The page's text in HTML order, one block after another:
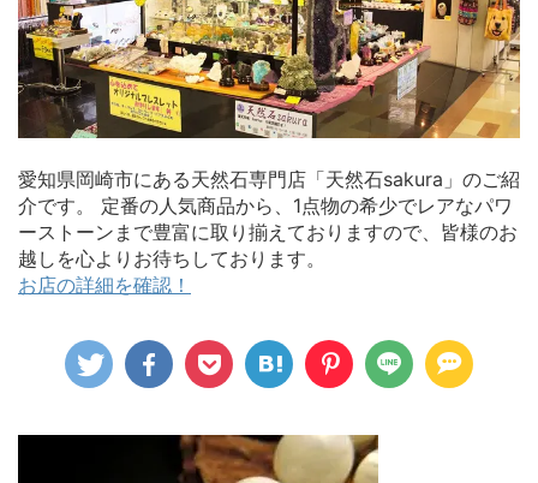
愛知県岡崎市にある天然石専門店「天然石sakura」のご紹
介です。 定番の人気商品から、1点物の希少でレアなパワ
ーストーンまで豊富に取り揃えておりますので、皆様のお
越しを心よりお待ちしております。
お店の詳細を確認！